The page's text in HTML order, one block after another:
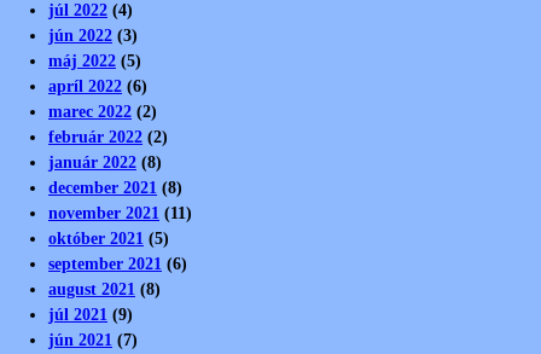
júl 2022 (4)
jún 2022 (3)
máj 2022 (5)
apríl 2022 (6)
marec 2022 (2)
február 2022 (2)
január 2022 (8)
december 2021 (8)
november 2021 (11)
október 2021 (5)
september 2021 (6)
august 2021 (8)
júl 2021 (9)
jún 2021 (7)